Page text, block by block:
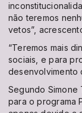
não teremos
vetos”,
“Teremos mais
sociais, e para
desenvolvimento
Segundo
para o programa